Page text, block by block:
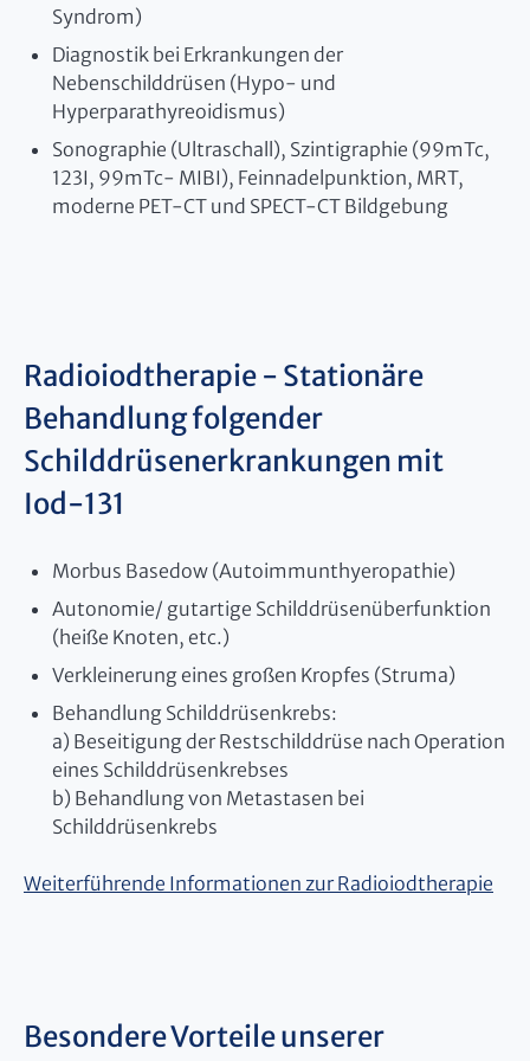
Syndrom)
Diagnostik bei Erkrankungen der
Nebenschilddrüsen (Hypo- und
Hyperparathyreoidismus)
Sonographie (Ultraschall), Szintigraphie (99mTc,
123I, 99mTc- MIBI), Feinnadelpunktion, MRT,
moderne PET-CT und SPECT-CT Bildgebung
Radioiodtherapie - Stationäre
Behandlung folgender
Schilddrüsenerkrankungen mit
Iod-131
Morbus Basedow (Autoimmunthyeropathie)
Autonomie/ gutartige Schilddrüsenüberfunktion
(heiße Knoten, etc.)
Verkleinerung eines großen Kropfes (Struma)
Behandlung Schilddrüsenkrebs:
a) Beseitigung der Restschilddrüse nach Operation
eines Schilddrüsenkrebses
b) Behandlung von Metastasen bei
Schilddrüsenkrebs
Weiterführende Informationen zur Radioiodtherapie
Besondere Vorteile unserer